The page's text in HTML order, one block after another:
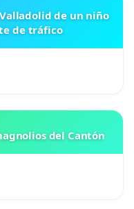
de un niño
de tráfico
del Cantón